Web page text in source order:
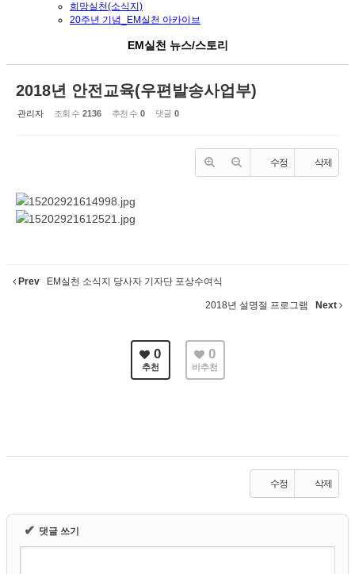
희망실천(소식지)
20주년 기념_EM실천 아카이브
EM실천 뉴스/스토리
2018년 안전교육(우편발송사업부)
관리자 조회 수 2136 추천 수 0 댓글 0
수정 삭제
Prev EM실천 소식지 당사자 기자단 포상수여식
2018년 설명절 프로그램 Next
0
추천
0
비추천
수정 삭제
✔ 댓글 쓰기